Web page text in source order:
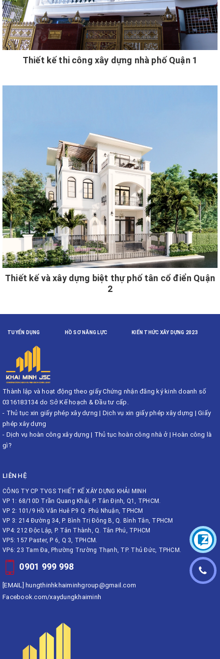
Thiết kế thi công xây dựng nhà phố Quận 1
Thiết kế và xây dựng biệt thự phố tân cổ điển Quận
2
TUYỂN DỤNG HỒ SƠ NĂNG LỰC KIẾN THỨC XÂY DỰNG 2023
Thành lập và hoạt động theo giấy Chứng nhận đăng ký kinh doanh số
0316183134 do Sở Kế hoạch & Đầu tư cấp.
- Thủ tục xin giấy phép xây dựng | Dịch vụ xin giấy phép xây dựng | Giấy
phép xây dựng
- Dịch vụ hoàn công xây dựng | Thủ tục hoàn công nhà ở |Hoàn công là
gì?
LIÊN HỆ
CÔNG TY CP TVGS THIẾT KẾ XÂY DỰNG KHẢI MINH
VP 1: 68/10D Trần Quang Khải, P. Tân Định, Q1, TPHCM.
VP 2: 101/9 Hồ Văn Huê P.9 Q. Phú Nhuận, TPHCM
VP 3: 214 Đường 34, P. Bình Trị Đông B, Q. Bình Tân, TPHCM
VP4: 212 Độc Lập, P. Tân Thành, Q. Tân Phú, TPHCM
VP5: 157 Paster, P 6, Q 3, TPHCM.
VP6: 23 Tam Đa, Phường Trường Thạnh, TP. Thủ Đức, TPHCM.
0901 999 998
[EMAIL] hungthinhkhaiminhgroup@gmail.com
Facebook.com/xaydungkhaiminh